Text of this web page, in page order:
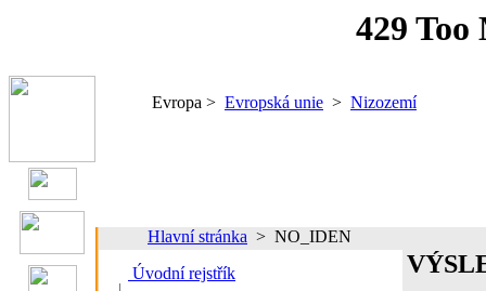
Evropa > Evropská unie > Nizozemí
Hlavní stránka > NO_IDEN
Úvodní rejstřík